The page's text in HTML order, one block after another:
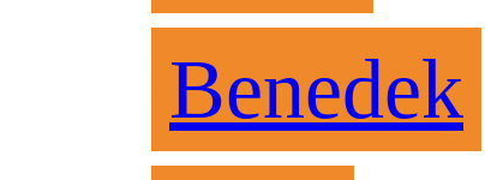
Benedek